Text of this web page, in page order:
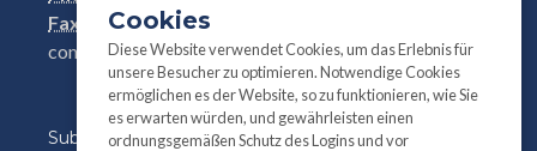
Fax:
+41(0)41 761 30 18
conti@contifasteners.ch
Subscribeto our newsletter for product and
Cookies
Diese Website verwendet Cookies, um das Erlebnis für
unsere Besucher zu optimieren. Notwendige Cookies
ermöglichen es der Website, so zu funktionieren, wie Sie
es erwarten würden, und gewährleisten einen
ordnungsgemäßen Schutz des Logins und vor